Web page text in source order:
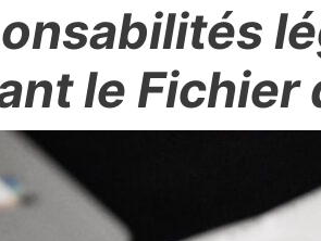
le Fichier